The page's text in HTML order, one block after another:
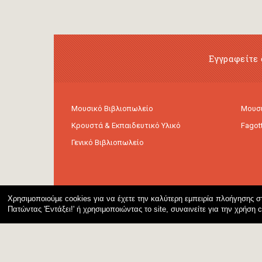
Χρησιμοποιούμε cookies για να έχετε την καλύτερη εμπειρία πλοήγησης
Πατώντας 'Εντάξει!' ή χρησιμοποιώντας το site, συναινείτε για την
Μουσικό Βιβλιοπωλείο
Κρουστά & Εκπαιδευτικό Υλικό
Γενικό Βιβλιοπωλείο